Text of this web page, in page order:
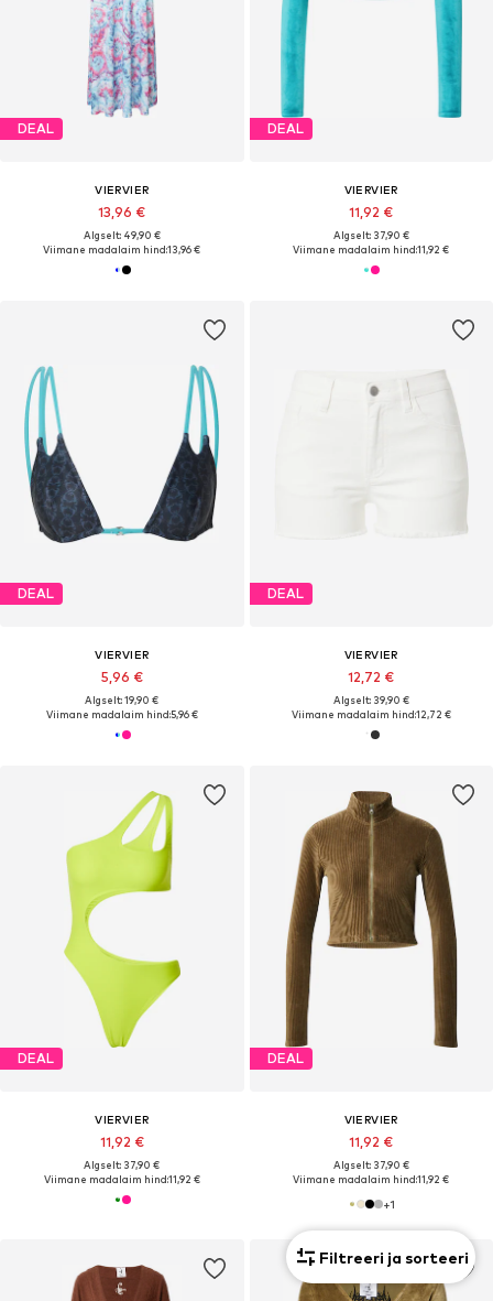
DEAL
VIERVIER
13,96 €
Algselt: 49,90 €
Viimane madalaim hind:13,96 €
DEAL
VIERVIER
11,92 €
Algselt: 37,90 €
Viimane madalaim hind:11,92 €
DEAL
VIERVIER
5,96 €
Algselt: 19,90 €
Viimane madalaim hind:5,96 €
DEAL
VIERVIER
12,72 €
Algselt: 39,90 €
Viimane madalaim hind:12,72 €
DEAL
VIERVIER
11,92 €
Algselt: 37,90 €
Viimane madalaim hind:11,92 €
DEAL
VIERVIER
11,92 €
Algselt: 37,90 €
Viimane madalaim hind:11,92 €
+1
Filtreeri ja sorteeri